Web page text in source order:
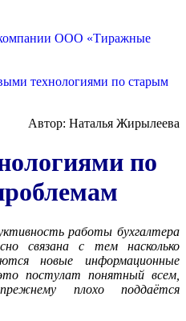
ООО «Тиражные
технологиями по старым
Автор: Наталья Жирылеева
по
работы бухгалтера
связана с тем насколько
новые информационные
постулат понятный всем,
плохо поддаётся